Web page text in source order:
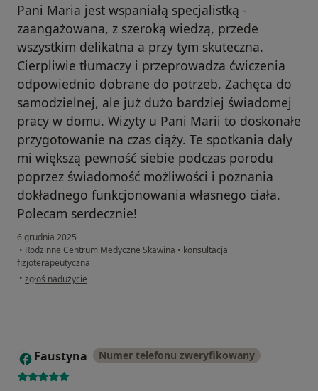
Pani Maria jest wspaniałą specjalistką -
zaangażowana, z szeroką wiedzą, przede
wszystkim delikatna a przy tym skuteczna.
Cierpliwie tłumaczy i przeprowadza ćwiczenia
odpowiednio dobrane do potrzeb. Zachęca do
samodzielnej, ale już dużo bardziej świadomej
pracy w domu. Wizyty u Pani Marii to doskonałe
przygotowanie na czas ciąży. Te spotkania dały
mi większą pewność siebie podczas porodu
poprzez świadomość możliwości i poznania
dokładnego funkcjonowania własnego ciała.
Polecam serdecznie!
6 grudnia 2025
• Rodzinne Centrum Medyczne Skawina • konsultacja
fizjoterapeutyczna
• w opinii użytkownika Natalia N.
zgłoś nadużycie
F Faustyna Numer telefonu zweryfikowany